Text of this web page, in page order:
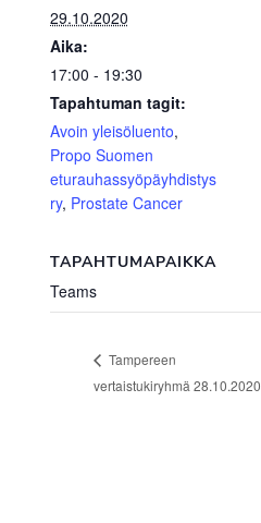
29.10.2020
Aika:
17:00 - 19:30
Tapahtuman tagit:
Avoin yleisöluento,
Propo Suomen
eturauhassyöpäyhdistys
ry, Prostate Cancer
TAPAHTUMAPAIKKA
Teams
Tampereen
vertaistukiryhmä 28.10.2020